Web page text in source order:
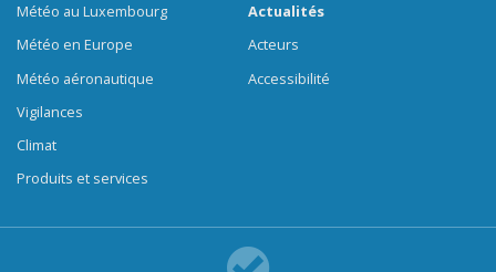
Météo au Luxembourg
Météo en Europe
Météo aéronautique
Vigilances
Climat
Produits et services
Actualités
Acteurs
Accessibilité